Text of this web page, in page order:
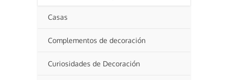
Casas
Complementos de decoración
Curiosidades de Decoración